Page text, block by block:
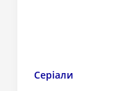
Серіали